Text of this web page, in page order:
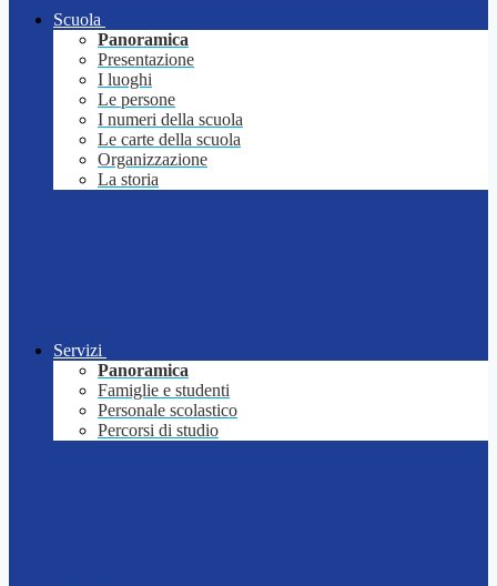
Scuola
Panoramica
Presentazione
I luoghi
Le persone
I numeri della scuola
Le carte della scuola
Organizzazione
La storia
Servizi
Panoramica
Famiglie e studenti
Personale scolastico
Percorsi di studio